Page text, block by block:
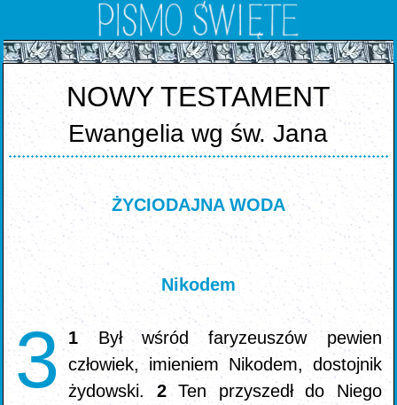
NOWY TESTAMENT
Ewangelia wg św. Jana
ŻYCIODAJNA WODA
Nikodem
3 1 Był wśród faryzeuszów pewien
człowiek, imieniem Nikodem, dostojnik
żydowski. 2Ten przyszedł do Niego